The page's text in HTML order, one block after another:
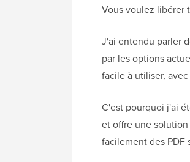
Vous voulez libérer
J'ai entendu parler
par les options
facile à utiliser,
C'est pourquoi j'ai
et offre une
facilement des PDF